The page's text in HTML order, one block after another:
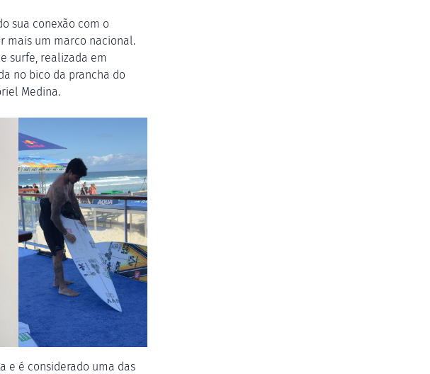
sua conexão com o
mais um marco nacional.
surfe, realizada em
no bico da prancha do
Medina.
e é considerado uma das